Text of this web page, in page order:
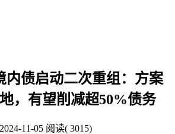
内债启动二次重组：方案
，有望削减超50%债务
2024-11-05 阅读( 3015)